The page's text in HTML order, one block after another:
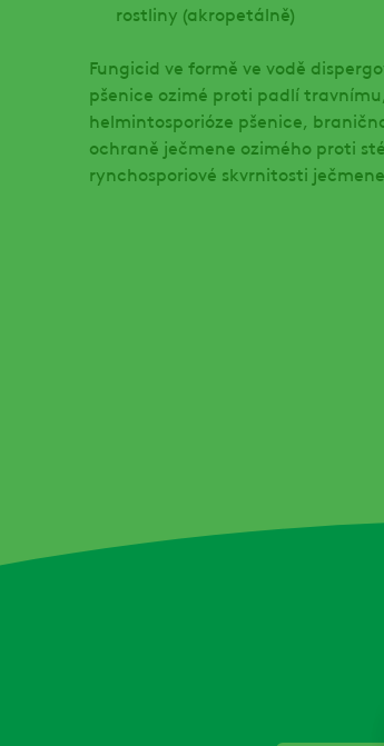
rostliny (akropetálně)
Fungicid ve formě ve vodě
pšenice ozimé proti padlí
helmintosporióze pšenice,
ochraně ječmene ozimého proti
rynchosporiové skvrnitosti